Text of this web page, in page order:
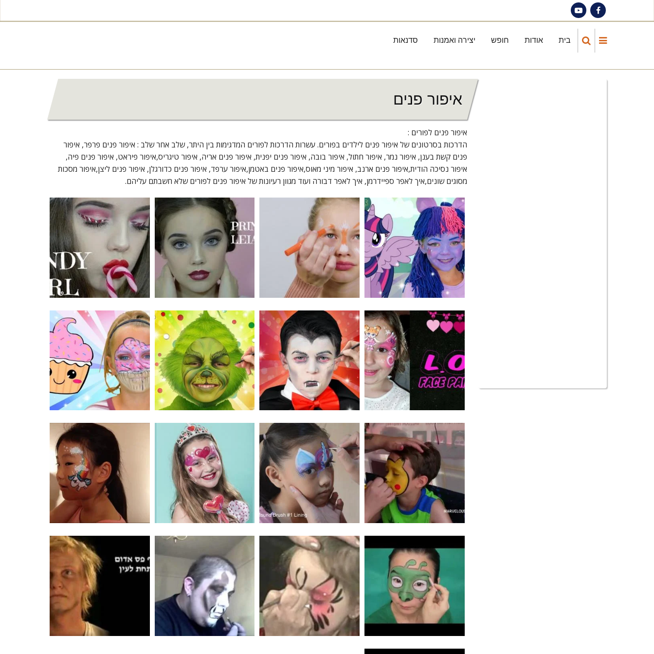
to
Main
navigation
בית אודות חופש יצירה ואמנות סדנאות
איפור פנים
איפור פנים לפורים :
הדרכות בסרטונים של איפור פנים לילדים בפורים. עשרות הדרכות לפורים המדגימות בין היתר, שלב אחר שלב : איפור פנים פרפר, איפור
פנים קשת בענן, איפור נמר, איפור חתול, איפור בובה, איפור פנים יפנית, איפור פנים אריה, איפור טיגריס,איפור פיראט, איפור פנים פיה,
איפור נסיכה הודית,איפור פנים ארנב, איפור מיני מאוס,איפור פנים באטמן,איפור ערפד, איפור פנים כדורגלן, איפור פנים ליצן,איפור מסכות
מסוגים שונים,איך לאפר ספיידרמן, איך לאפר דבורה ועוד מגוון רעיונות של איפור פנים לפורים שלא חשבתם עליהם.